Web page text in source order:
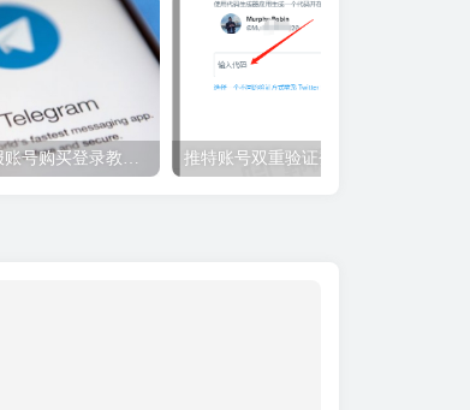
Telegram电报账号购买登录教程（必看） 推特账号双重验证登录教程